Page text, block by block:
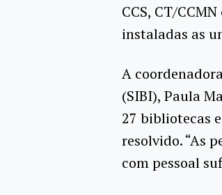
CCS, CT/
instaladas as
A
(SIBI), Paula
27 bibliotecas
resolvido. “As
com pessoal